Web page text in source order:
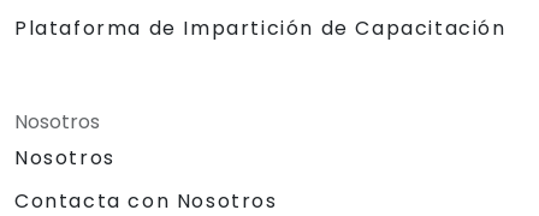
Plataforma de Impartición de Capacitación
Nosotros
Nosotros
Contacta con Nosotros